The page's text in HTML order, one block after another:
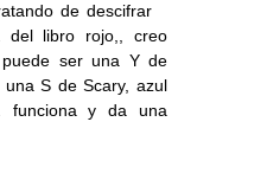
de descifrar
del libro rojo,, creo
ser una Y de
S de Scary, azul
funciona y da una